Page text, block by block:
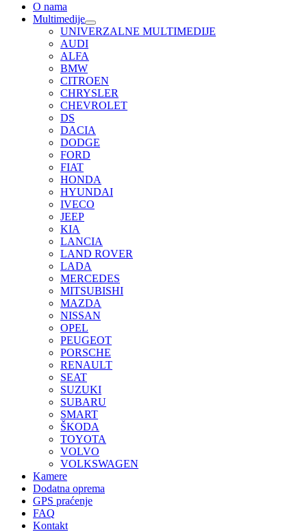
O nama
Multimedije
UNIVERZALNE MULTIMEDIJE
AUDI
ALFA
BMW
CITROEN
CHRYSLER
CHEVROLET
DS
DACIA
DODGE
FORD
FIAT
HONDA
HYUNDAI
IVECO
JEEP
KIA
LANCIA
LAND ROVER
LADA
MERCEDES
MITSUBISHI
MAZDA
NISSAN
OPEL
PEUGEOT
PORSCHE
RENAULT
SEAT
SUZUKI
SUBARU
SMART
ŠKODA
TOYOTA
VOLVO
VOLKSWAGEN
Kamere
Dodatna oprema
GPS praćenje
FAQ
Kontakt